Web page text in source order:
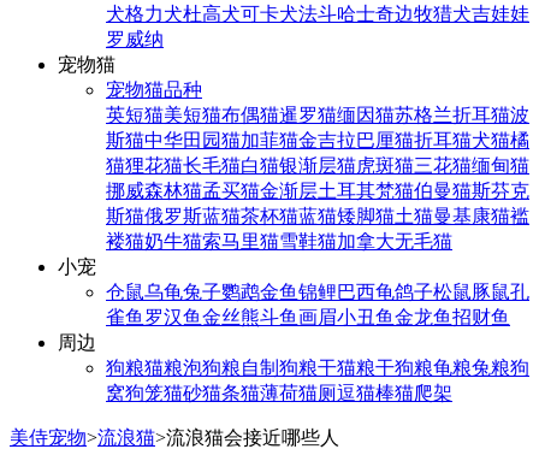
犬格力犬杜高犬可卡犬法斗哈士奇边牧猎犬吉娃娃
罗威纳
宠物猫
宠物猫品种
英短猫美短猫布偶猫暹罗猫缅因猫苏格兰折耳猫波
斯猫中华田园猫加菲猫金吉拉巴厘猫折耳猫犬猫橘
猫狸花猫长毛猫白猫银渐层猫虎斑猫三花猫缅甸猫
挪威森林猫孟买猫金渐层土耳其梵猫伯曼猫斯芬克
斯猫俄罗斯蓝猫茶杯猫蓝猫矮脚猫土猫曼基康猫褴
褛猫奶牛猫索马里猫雪鞋猫加拿大无毛猫
小宠
仓鼠乌龟兔子鹦鹉金鱼锦鲤巴西龟鸽子松鼠豚鼠孔
雀鱼 罗汉鱼金丝熊斗鱼画眉小丑鱼金龙鱼招财鱼
周边
狗粮猫粮泡狗粮自制狗粮干猫粮干狗粮龟粮兔粮狗
窝狗笼猫砂猫条猫薄荷猫厕逗猫棒猫爬架
美侍宠物>流浪猫>流浪猫会接近哪些人